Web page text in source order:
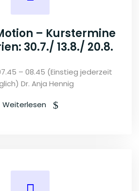
– Kurstermine
30.7./ 13.8./ 20.8.
– 08.45 (Einstieg jederzeit
Dr. Anja Hennig
Weiterlesen